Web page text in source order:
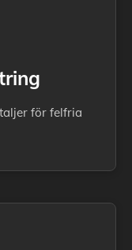
för felfria